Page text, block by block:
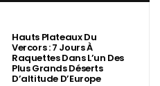
Hauts Plateaux Du
Vercors : 7 Jours À
Raquettes Dans L’un Des
Plus Grands Déserts
D’altitude D’Europe